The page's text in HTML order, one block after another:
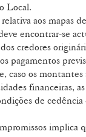
Local.
aos mapas
encontrar-se
credores
pagamentos
caso os montantes
financeiras,
de
implica